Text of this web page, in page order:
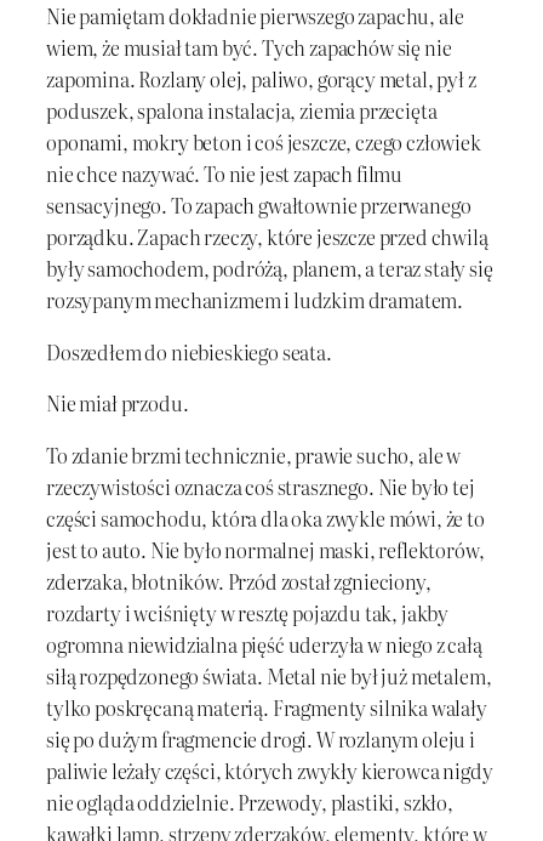
Nie pamiętam dokładnie pierwszego zapachu, ale
wiem, że musiał tam być. Tych zapachów się nie
zapomina. Rozlany olej, paliwo, gorący metal, pył z
poduszek, spalona instalacja, ziemia przecięta
oponami, mokry beton i coś jeszcze, czego człowiek
nie chce nazywać. To nie jest zapach filmu
sensacyjnego. To zapach gwałtownie przerwanego
porządku. Zapach rzeczy, które jeszcze przed chwilą
były samochodem, podróżą, planem, a teraz stały się
rozsypanym mechanizmem i ludzkim dramatem.
Doszedłem do niebieskiego seata.
Nie miał przodu.
To zdanie brzmi technicznie, prawie sucho, ale w
rzeczywistości oznacza coś strasznego. Nie było tej
części samochodu, która dla oka zwykle mówi, że to
jest to auto. Nie było normalnej maski, reflektorów,
zderzaka, błotników. Przód został zgnieciony,
rozdarty i wciśnięty w resztę pojazdu tak, jakby
ogromna niewidzialna pięść uderzyła w niego z całą
siłą rozpędzonego świata. Metal nie był już metalem,
tylko poskręcaną materią. Fragmenty silnika walały
się po dużym fragmencie drogi. W rozlanym oleju i
paliwie leżały części, których zwykły kierowca nigdy
nie ogląda oddzielnie. Przewody, plastiki, szkło,
kawałki lamp, strzępy zderzaków, elementy, które w